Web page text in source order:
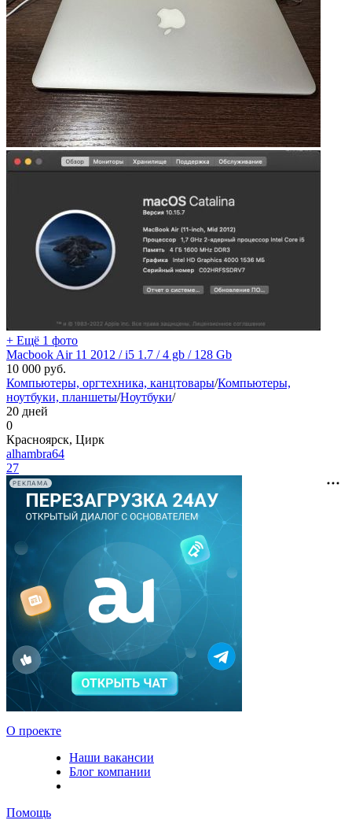
+ Ещё 1 фото
Macbook Air 11 2012 / i5 1.7 / 4 gb / 128 Gb
10 000 руб.
Компьютеры, оргтехника, канцтовары/Компьютеры,
ноутбуки, планшеты/Ноутбуки/
20 дней
0
Красноярск, Цирк
alhambra64
27
РЕКЛАМА
О проекте
Наши вакансии
Блог компании
Помощь